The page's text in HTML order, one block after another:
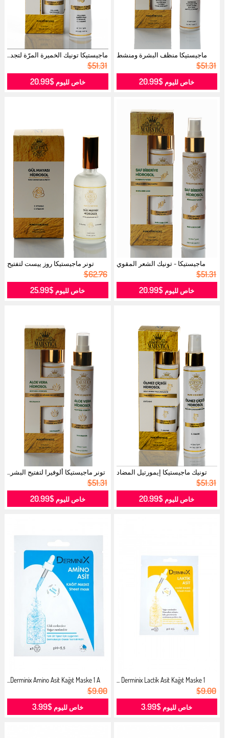
ماجيستيكا منظف البشرة ومنشط
$51.31
خاص لليوم $20.99
ماجيستيكا تونيك الخميرة المرّة لتجد...
$51.31
خاص لليوم$20.99
ماجيستيكا - تونيك الشعر المقوي
$51.31
خاص لليوم $20.99
تونر ماجيستيكا روز ييست لتفتيح
$62.76
خاص لليوم $25.99
تونيك ماجيستيكا إيمورتيل المضاد
$51.31
خاص لليوم $20.99
تونر ماجيستيكا ألوفيرا لتفتيح البشر...
$51.31
خاص لليوم$20.99
Derminix Lactik Asit Kağıt Maske 1 ...
$9.00
خاص لليوم $3.99
Derminix Amino Asit Kağıt Maske 1 A...
$9.00
خاص لليوم$3.99